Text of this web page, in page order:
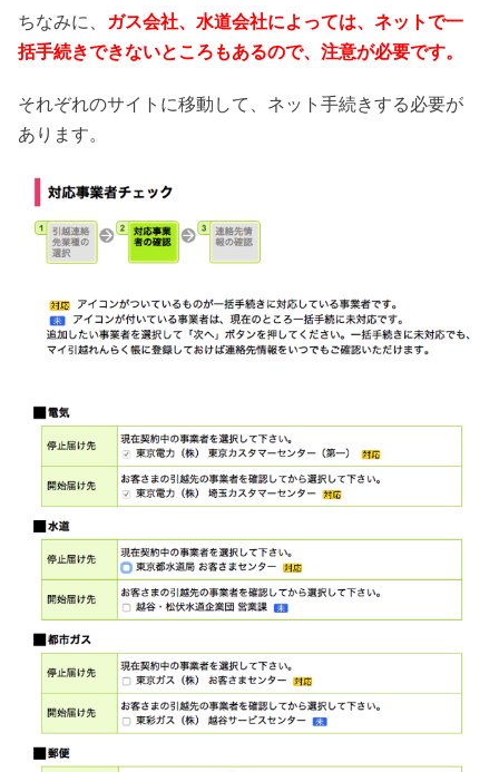
ちなみに、 ガス会社、水道会社によっては、ネットで一
括手続きできないところもあるので、注意が必要です。
それぞれのサイトに移動して、ネット手続きする必要が
あります。